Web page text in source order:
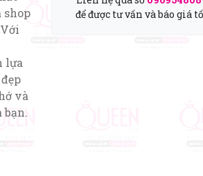
để được tư vấn và báo giá
shop
lựa
và